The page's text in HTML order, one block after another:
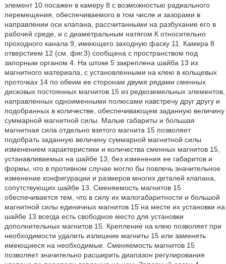
элемент 10 посажен в камеру 8 с возможностью радиального
перемещения, обеспечиваемого в том числе и зазорами в
направлении оси клапана, рассчитанными на разбухание его в
рабочей среде, и с диаметральным натягом К относительно
проходного канала 9, имеющего заходную фаску 11. Камера 8
отверстием 12 (см. фиг.3) сообщена с пространством под
запорным органом 4. На штоке 5 закреплена шайба 13 из
магнитного материала, с установленными на клею в кольцевых
проточках 14 по обеим ее сторонам двумя рядами сменных
дисковых постоянных магнитов 15 из редкоземельных элементов,
направленных одноименными полюсами навстречу друг другу и
подобранных в количестве, обеспечивающем заданную величину
суммарной магнитной силы. Малые габариты и большая
магнитная сила отдельно взятого магнита 15 позволяет
подобрать заданную величину суммарной магнитной силы
изменением характеристики и количества сменных магнитов 15,
устанавливаемых на шайбе 13, без изменения ее габаритов и
формы, что в противном случае могло бы повлечь значительное
изменение конфигурации и размеров многих деталей клапана,
сопутствующих шайбе 13. Сменяемость магнитов 15
обеспечивается тем, что в силу их малогабаритности и большой
магнитной силы единичных магнитов 15 на месте их установки на
шайбе 13 всегда есть свободное место для установки
дополнительных магнитов 15. Крепление на клею позволяет при
необходимости удалить излишние магниты 15 или заменять
имеющиеся на необходимые. Сменяемость магнитов 15
позволяет значительно расширить диапазон регулирования